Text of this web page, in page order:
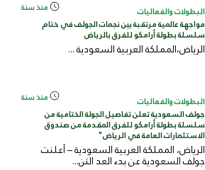
البطولات والفعاليات منذ سنة
مواجهة عالمية مرتقبة بين نجمات الجولف في ختام
سلسلة بطولة أرامكو للفرق بالرياض
الرياض،المملكة العربيةالسعودية...
البطولات والفعاليات منذ سنة
جولف السعودية تعلن تفاصيل الجولة الختامية من
سلسلة بطولة أرامكو للفرق المقدمة من صندوق
الاستثمارات العامة في الرياض"
الرياض، المملكة العربية السعودية – أعلنت
جولف السعودية عن بدء العد التن...